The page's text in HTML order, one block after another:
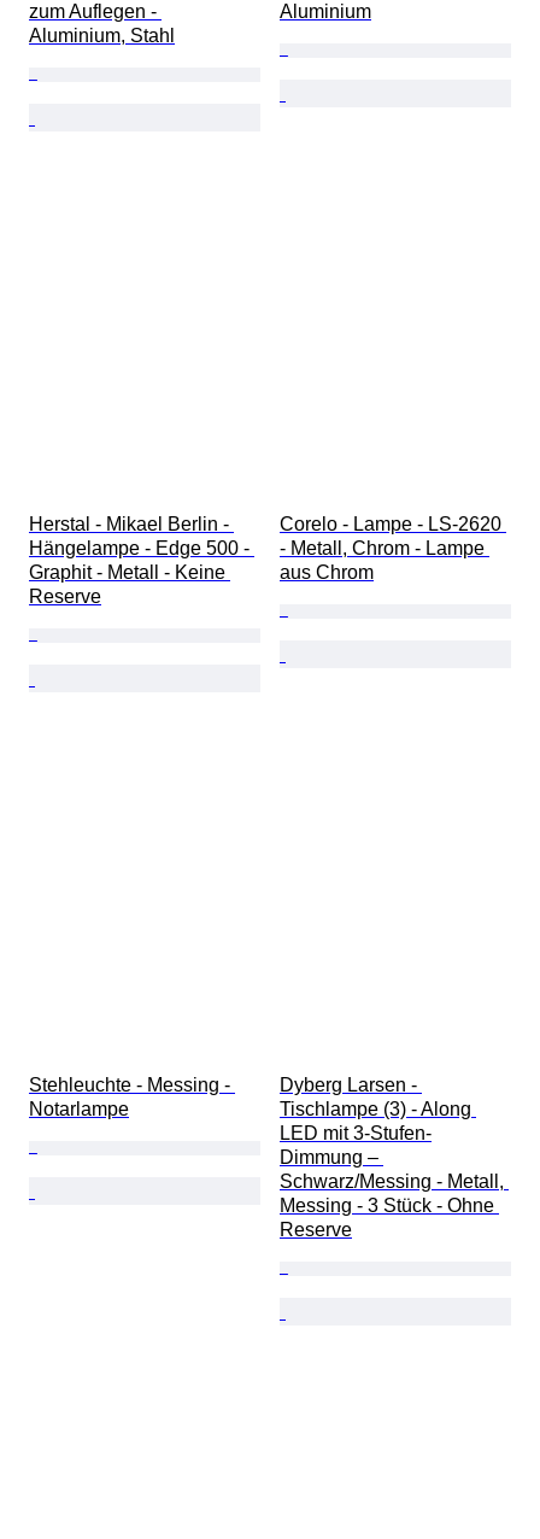
zum Auflegen -
Aluminium, Stahl
Aluminium
Herstal - Mikael Berlin -
Hängelampe - Edge 500 -
Graphit - Metall - Keine
Reserve
Corelo - Lampe - LS-2620
- Metall, Chrom - Lampe
aus Chrom
Stehleuchte - Messing -
Notarlampe
Dyberg Larsen -
Tischlampe (3) - Along
LED mit 3-Stufen-
Dimmung –
Schwarz/Messing - Metall,
Messing - 3 Stück - Ohne
Reserve